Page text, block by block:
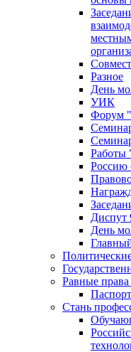
Разное
День
УИК
Форум
Работы
Россию
Диспут
День
Равные
Стань